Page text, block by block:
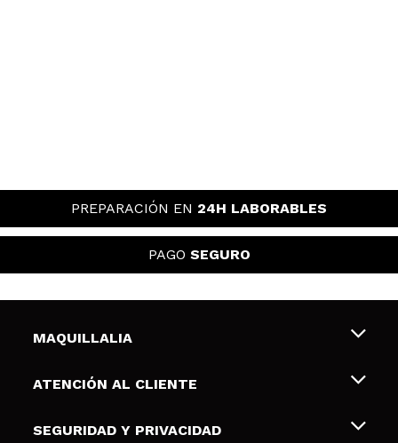
PREPARACIÓN EN 24H LABORABLES
PAGO SEGURO
MAQUILLALIA
Sobre nosotros
Tarjetas de Regalo
ATENCIÓN AL CLIENTE
Envíos y devoluciones
SEGURIDAD Y PRIVACIDAD